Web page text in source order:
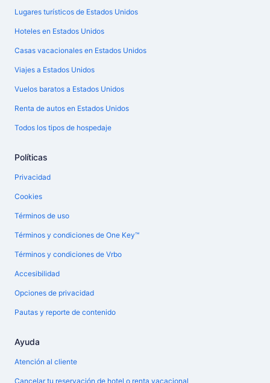
Lugares turísticos de Estados Unidos
Hoteles en Estados Unidos
Casas vacacionales en Estados Unidos
Viajes a Estados Unidos
Vuelos baratos a Estados Unidos
Renta de autos en Estados Unidos
Todos los tipos de hospedaje
Políticas
Privacidad
Cookies
Términos de uso
Términos y condiciones de One Key™
Términos y condiciones de Vrbo
Accesibilidad
Opciones de privacidad
Pautas y reporte de contenido
Ayuda
Atención al cliente
Cancelar tu reservación de hotel o renta vacacional